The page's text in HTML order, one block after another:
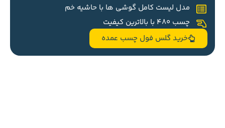
مدل لیست کامل گوشی ها با حاشیه خم
چسب 480 با بالاترین کیفیت
خرید گلس فول چسب عمده